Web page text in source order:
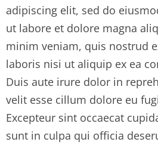
adipiscing elit, sed do
ut labore et dolore magna
minim veniam, quis nostrud
laboris nisi ut aliquip ex ea
Duis aute irure dolor in
velit esse cillum dolore eu
Excepteur sint occaecat
sunt in culpa qui officia